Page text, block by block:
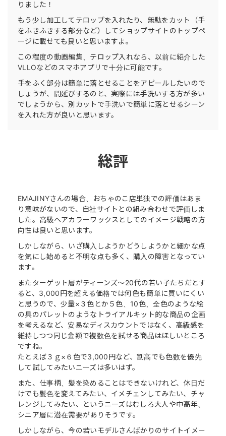
りました！
もう少し加工してテロップを入れたり、無駄をカット（手
をふきふきする部分など）してショップサイトのトップペ
ージに載せても良いと思いますよ。
この程度の動画編集、テロップ入れなら、以前に紹介した
VLLOなどのスマホアプリで十分に可能です。
手をふく部分は簡単に落とせることをアピールしたいので
しょうが、間延びするのと、実際には手洗いする方が多い
でしょうから、別カットで手洗いで簡単に落とせるシーン
を入れた方が良いと思います。
総評
EMAJINYさんの場合、おちゃのこ店単独での評価はあま
り意味がないので、自社サイトとの組み合わせで評価しま
した。高級ヘアカラーワックスとしてのイメージ戦略の方
向性は良いと思います。
しかしながら、いざ購入しようかどうしようかと細かな点
を気にし始めると不明な点も多く、購入の障害となってい
ます。
またターゲット層がティーンズ〜20代の若い子たちだとす
ると、3,000円を超える価格では何色も簡単に買いにくい
と思うので、少量×３色とか５色、10色、全色のような絵
の具のパレットのようなトライアルキット的な商品の企画
を考えるなど、安易なディスカウントではなく、高級感を
維持しつつ同じ金額で複数色を試せる商品はほしいところ
ですね。
たとえば３ｇ×６色で3,000円など、割高でも色数を優先
して試してみたいニーズは多いはず。
また、仕事柄、髪を染めることはできないけれど、休日だ
けでも髪色を変えてみたい、イメチェンしてみたい、チャ
レンジしてみたい、というニーズはむしろ大人や中高年、
シニア層に潜在需要がありそうです。
しかしながら、今の若いモデルさんばかりのサイトイメー